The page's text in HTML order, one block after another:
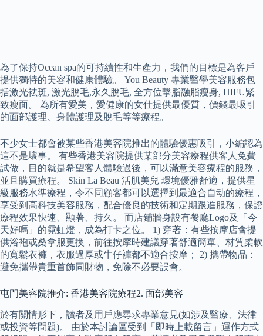
為了保持Ocean spa的可持續性和生產力，我們的目標是為客戶
提供獨特的美容和健康體驗。 You Beauty 專業醫學美容服務包
括激光袪斑, 激光脫毛,永久脫毛, 全方位撃脂融脂瘦身, HIFU緊
致瘦面。 為所有愛美，愛健康的女仕提供最優質，價錢最吸引
的面部護理、身體護理及脫毛等等療程。
不少女士都會被某些香港美容院推出的體驗優惠吸引，小編認為
這不是壞事。 有些香港美容院提供某部分美容療程供客人免費
試做，目的就是希望客人體驗過後，可以滿意美容療程的服務，
並且購買療程。 Skin La Beau 活肌美兒 環境優雅舒適，提供星
級服務水準療程，令不同顧客都可以選擇到最適合自动的療程，
享受到高科技美容服務，配合優良的技術和定期跟進服務，保證
療程效果快速、顯著、持久。 而店鋪牆身設有餐廳Logo及「今
天好嗎」的霓虹燈，成為打卡之位。 1) 穿著：有些按摩店會提
供浴袍或桑拿服更換，前往按摩時建議穿著舒適簡單、材質柔軟
的寬鬆衣褲，衣服過厚或牛仔褲都不適合按摩； 2) 攜帶物品：
避免攜帶貴重首飾同財物，免除不必要誤會。
屯門美容院推介: 香港美容院療程2. 面部美容
於有關情形下，讀者及用戶應尋求專業意見(如涉及醫療、法律
或投資等問題)。 由於本討論區受到「即時上載留言」運作方式